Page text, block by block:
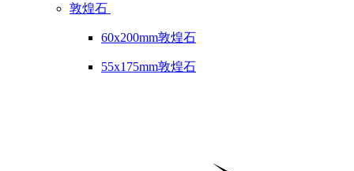
敦煌石
60x200mm敦煌石
55x175mm敦煌石